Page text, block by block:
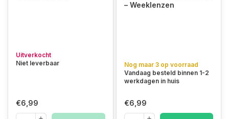
Uitverkocht
Niet leverbaar
€6,99
– Weeklenzen
Nog maar 3 op voorraad
Vandaag besteld binnen 1-2
werkdagen in huis
€6,99